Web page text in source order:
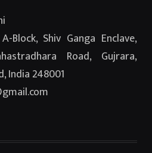
Block, Shiv Ganga Enclave,
Road, Gujrara,
India 248001